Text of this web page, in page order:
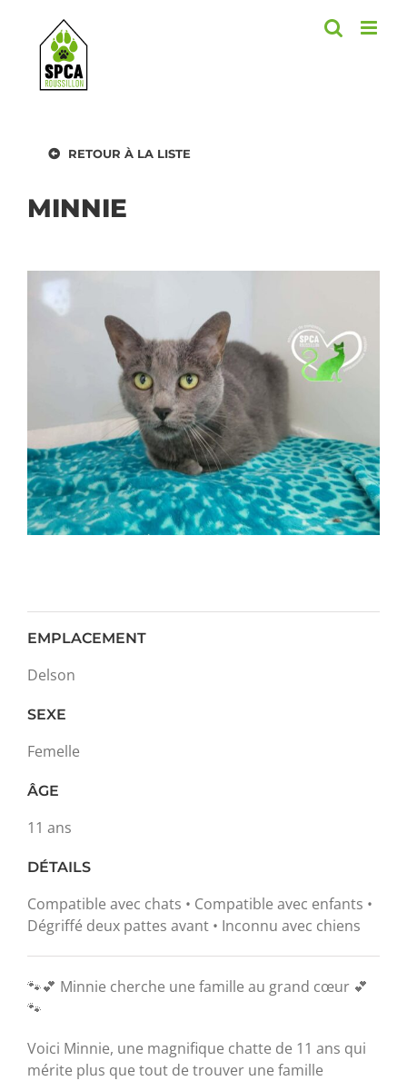
content
RETOUR À LA LISTE
MINNIE
EMPLACEMENT
Delson
SEXE
Femelle
ÂGE
11 ans
DÉTAILS
Compatible avec chats • Compatible avec enfants •
Dégriffé deux pattes avant • Inconnu avec chiens
🐾💕 Minnie cherche une famille au grand cœur 💕
🐾
Voici Minnie, une magnifique chatte de 11 ans qui
mérite plus que tout de trouver une famille